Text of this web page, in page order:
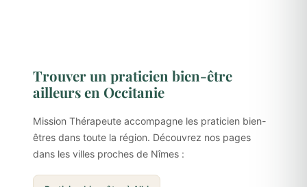
Trouver un praticien bien-être
ailleurs en Occitanie
Mission Thérapeute accompagne les praticien bien-
êtres dans toute la région. Découvrez nos pages
dans les villes proches de Nîmes :